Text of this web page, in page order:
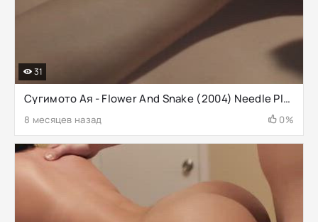
Сугимото Ая - Flower And Snake (2004) Needle Play
8 месяцев назад 0%
31